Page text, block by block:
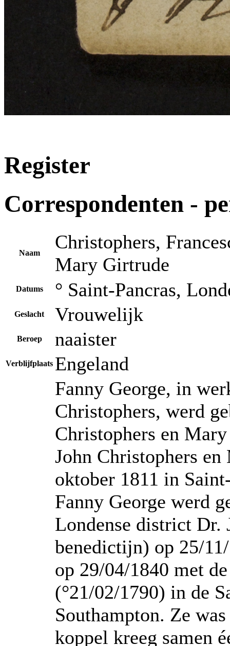
Register
Correspondenten -
Naam
Christophers,
Mary Girtrude
Datums ° Saint-Pancras,
Geslacht Vrouwelijk
Beroep naaister
Verblijfplaats Engeland
Fanny George, in
Christophers, werd
Christophers en
John Christophers
oktober 1811 in
Fanny George werd
Londense district Dr.
benedictijn) op 25/
op 29/04/1840 met
(°21/02/1790) in de
Southampton. Ze
koppel kreeg samen